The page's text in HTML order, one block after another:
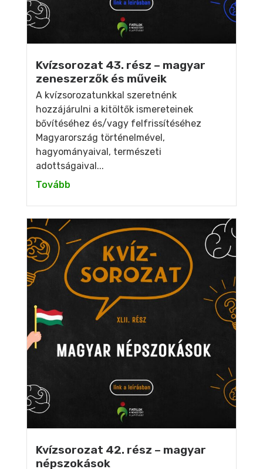
Kvízsorozat 43. rész – magyar
zeneszerzők és műveik
A kvízsorozatunkkal szeretnénk
hozzájárulni a kitöltők ismereteinek
bővítéséhez és/vagy felfrissítéséhez
Magyarország történelmével,
hagyományaival, természeti
adottságaival...
Tovább
Kvízsorozat 42. rész – magyar
népszokások